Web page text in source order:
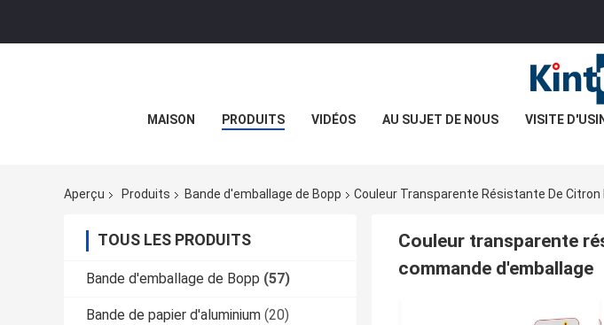
MAISON PRODUITS VIDÉOS AU SUJET DE NOUS VISITE
Aperçu Produits Bande d'emballage de Bopp Couleur Transparente Résistante De Citron
TOUS LES PRODUITS
Bande d'emballage de Bopp (57)
Bande de papier d'aluminium (20)
Couleur transparente
commande d'emballage